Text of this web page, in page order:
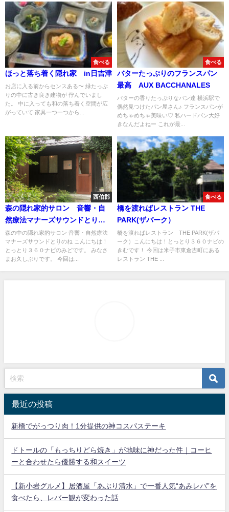
食べる
ほっと落ち着く隠れ家 in日吉津
お店に入る前からセンスある〜 緑たっぷ
りの中に古き良き建物が 佇んでいまし
た。 中に入っても和の落ち着く空間が広
がっていて 家具一つ一つから...
食べる
バターたっぷりのフランスパン
最高 AUX BACCHANALES
バターの香りたっぷりなパン達 横浜駅で
偶然見つけたパン屋さん♪ フランスパンが
めちゃめちゃ美味い♡ 私ハードパン大好
きなんだよねー これが最...
西伯郡
森の隠れ家的サロン 音響・自
然療法マナーズサウンドとりの
ね
森の中の隠れ家的サロン 音響・自然療法
マナーズサウンドとりのね こんにちは！
とっとり３６０ナビのみどです。 みなさ
まお久しぶりです。 今回は...
食べる
橋を渡ればレストラン THE
PARK(ザパーク）
橋を渡ればレストラン THE PARK(ザパ
ーク）こんにちは！とっとり３６０ナビの
きむです！ 今回は米子市東倉吉町にある
レストラン THE ...
最近の投稿
新橋でがっつり肉！1分提供の神コスパステーキ
ドトールの「もっちりどら焼き」が地味に神だった件｜コーヒ
ーと合わせたら優勝する和スイーツ
【新小岩グルメ】居酒屋「あぶり清水」で一番人気“あみレバ”を
食べたら、レバー観が変わった話